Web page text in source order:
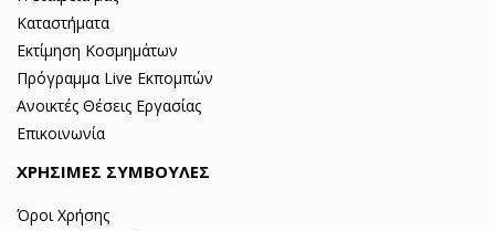
Καταστήματα
Εκτίμηση Κοσμημάτων
Πρόγραμμα Live Εκπομπών
Ανοικτές Θέσεις Εργασίας
Επικοινωνία
ΧΡΗΣΙΜΕΣ ΣΥΜΒΟΥΛΕΣ
Όροι Χρήσης